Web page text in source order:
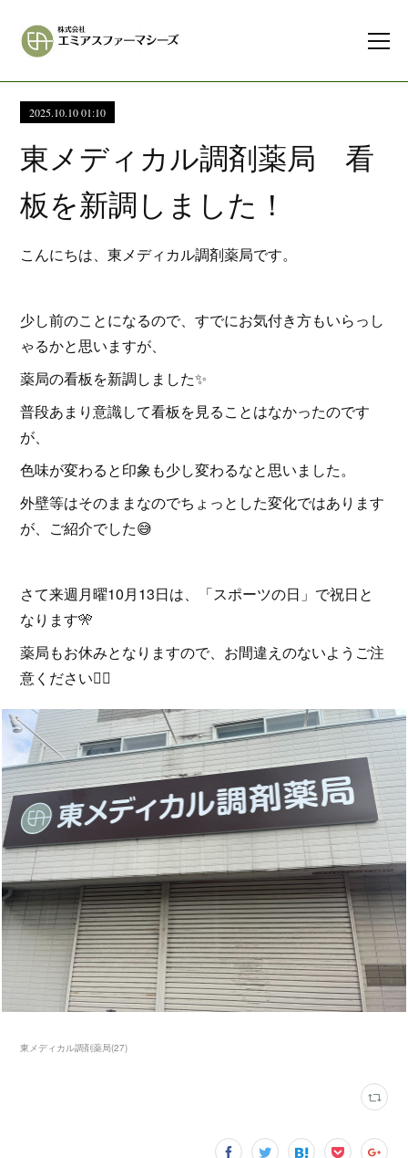
2025.10.10 01:10
東メディカル調剤薬局 看
板を新調しました！
こんにちは、東メディカル調剤薬局です。
少し前のことになるので、すでにお気付き方もいらっし
ゃるかと思いますが、
薬局の看板を新調しました✨
普段あまり意識して看板を見ることはなかったのです
が、
色味が変わると印象も少し変わるなと思いました。
外壁等はそのままなのでちょっとした変化ではあります
が、ご紹介でした😅
さて来週月曜10月13日は、「スポーツの日」で祝日と
なります🎌
薬局もお休みとなりますので、お間違えのないようご注
意ください🙇‍♀️
東メディカル調剤薬局(27)